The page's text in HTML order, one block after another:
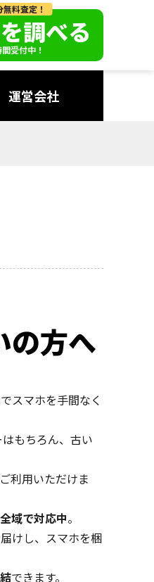
料査定！
調べる
受付中！
運営会社
の方へ
スマホを手間なく
もちろん、古い
利用いただけま
域で対応中。
けし、スマホを梱
できます。